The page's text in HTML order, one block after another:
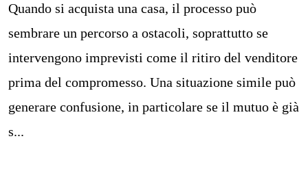
Quando si acquista una casa, il processo può
sembrare un percorso a ostacoli, soprattutto se
intervengono imprevisti come il ritiro del venditore
prima del compromesso. Una situazione simile può
generare confusione, in particolare se il mutuo è già
s...